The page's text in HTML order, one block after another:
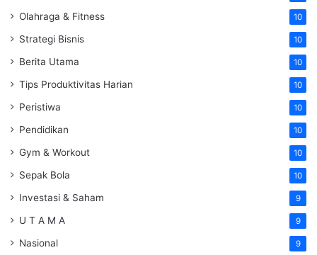
Olahraga & Fitness 10
Strategi Bisnis 10
Berita Utama 10
Tips Produktivitas Harian 10
Peristiwa 10
Pendidikan 10
Gym & Workout 10
Sepak Bola 10
Investasi & Saham 9
U T A M A 9
Nasional 9